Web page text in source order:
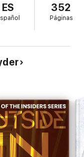
a correr peligro,
pero en esta
ES 352
Páginas